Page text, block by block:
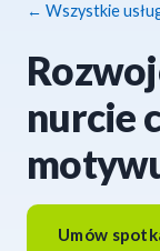
← Wszystkie
nurcie
Umów